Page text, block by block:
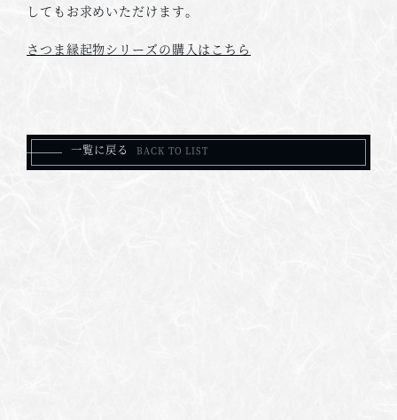
してもお求めいただけます。
さつま縁起物シリーズの購入はこちら
一覧に戻る